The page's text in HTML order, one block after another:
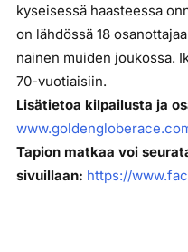
kyseisessä haasteessa
on lähdössä 18
nainen muiden joukossa.
70-vuotiaisiin.
Lisätietoa kilpailusta ja
Tapion matkaa voi
sivuillaan: https://